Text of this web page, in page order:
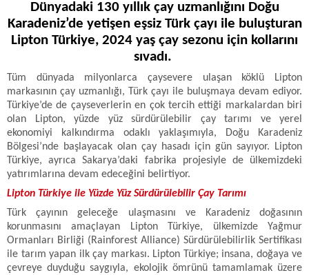
Dünyadaki 130 yıllık çay uzmanlığını Doğu
Karadeniz’de yetişen eşsiz Türk çayı ile buluşturan
Lipton Türkiye, 2024 yaş çay sezonu için kollarını
sıvadı.
Tüm dünyada milyonlarca çaysevere ulaşan köklü Lipton
markasının çay uzmanlığı, Türk çayı ile buluşmaya devam ediyor.
Türkiye’de de çayseverlerin en çok tercih ettiği markalardan biri
olan Lipton, yüzde yüz sürdürülebilir çay tarımı ve yerel
ekonomiyi kalkındırma odaklı yaklaşımıyla, Doğu Karadeniz
Bölgesi’nde başlayacak olan çay hasadı için gün sayıyor. Lipton
Türkiye, ayrıca Sakarya’daki fabrika projesiyle de ülkemizdeki
yatırımlarına devam edeceğini belirtiyor.
Lipton Türkiye ile Yüzde Yüz Sürdürülebilir Çay Tarımı
Türk çayının geleceğe ulaşmasını ve Karadeniz doğasının
korunmasını amaçlayan Lipton Türkiye, ülkemizde Yağmur
Ormanları Birliği (Rainforest Alliance) Sürdürülebilirlik Sertifikası
ile tarım yapan ilk çay markası. Lipton Türkiye; insana, doğaya ve
çevreye duyduğu saygıyla, ekolojik ömrünü tamamlamak üzere